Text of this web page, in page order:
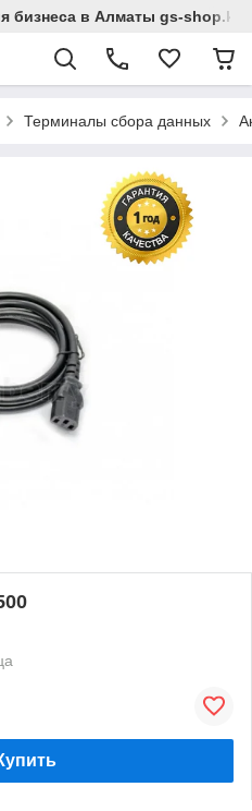
бизнеса в Алматы gs-shop.kz
Терминалы сбора данных